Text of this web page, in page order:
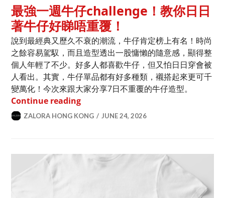
最強一週牛仔challenge！教你日日
著牛仔好睇唔重覆！
說到最經典又歷久不衰的潮流，牛仔肯定榜上有名！時尚
之餘容易駕馭，而且造型透出一股慵懶的隨意感，顯得整
個人年輕了不少。好多人都喜歡牛仔，但又怕日日穿會被
人看出。其實，牛仔單品都有好多種類，襯搭起來更可千
變萬化！今次來跟大家分享7日不重覆的牛仔造型。
Continue reading最強一週牛仔challenge！教你日日著
ZALORA HONG KONG JUNE 24, 2026